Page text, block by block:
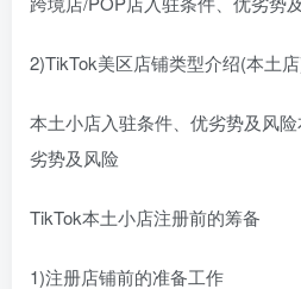
2)TikTok美区店铺类型介绍(本土
本土小店入驻条件、优劣势及风
劣势及风险
TikTok本土小店注册前的筹备
1)注册店铺前的准备工作